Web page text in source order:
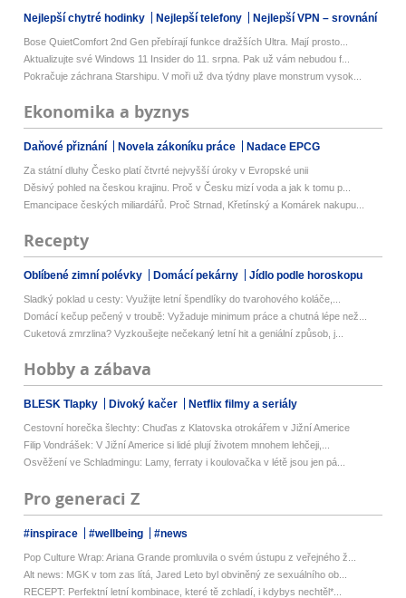
Nejlepší chytré hodinky Nejlepší telefony Nejlepší VPN – srovnání
Bose QuietComfort 2nd Gen přebírají funkce dražších Ultra. Mají prosto...
Aktualizujte své Windows 11 Insider do 11. srpna. Pak už vám nebudou f...
Pokračuje záchrana Starshipu. V moři už dva týdny plave monstrum vysok...
Ekonomika a byznys
Daňové přiznání Novela zákoníku práce Nadace EPCG
Za státní dluhy Česko platí čtvrté nejvyšší úroky v Evropské unii
Děsivý pohled na českou krajinu. Proč v Česku mizí voda a jak k tomu p...
Emancipace českých miliardářů. Proč Strnad, Křetínský a Komárek nakupu...
Recepty
Oblíbené zimní polévky Domácí pekárny Jídlo podle horoskopu
Sladký poklad u cesty: Využijte letní špendlíky do tvarohového koláče,...
Domácí kečup pečený v troubě: Vyžaduje minimum práce a chutná lépe než...
Cuketová zmrzlina? Vyzkoušejte nečekaný letní hit a geniální způsob, j...
Hobby a zábava
BLESK Tlapky Divoký kačer Netflix filmy a seriály
Cestovní horečka šlechty: Chuďas z Klatovska otrokářem v Jižní Americe
Filip Vondrášek: V Jižní Americe si lidé plují životem mnohem lehčeji,...
Osvěžení ve Schladmingu: Lamy, ferraty i koulovačka v létě jsou jen pá...
Pro generaci Z
#inspirace #wellbeing #news
Pop Culture Wrap: Ariana Grande promluvila o svém ústupu z veřejného ž...
Alt news: MGK v tom zas lítá, Jared Leto byl obviněný ze sexuálního ob...
RECEPT: Perfektní letní kombinace, které tě zchladí, i kdybys nechtěl*...